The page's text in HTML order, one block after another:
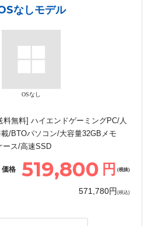
なしモデル
OSなし
無料] ハイエンドゲーミングPC/人
/BTOパソコン/大容量32GBメモ
ース/高速SSD
価格 519,800 円 (税抜)
571,780円 (税込)